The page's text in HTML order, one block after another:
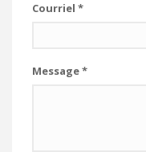
Courriel *
Message*